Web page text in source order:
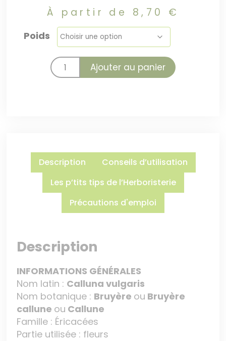
À partir de 8,70 €
Poids
Ajouter au panier
Description
Conseils d’utilisation
Les p’tits tips de l’Herboristerie
Précautions d'emploi
Description
INFORMATIONS GÉNÉRALES
Nom latin : Calluna vulgaris
Nom botanique : Bruyère ou Bruyère
callune ou Callune
Famille : Éricacées
Partie utilisée : fleurs